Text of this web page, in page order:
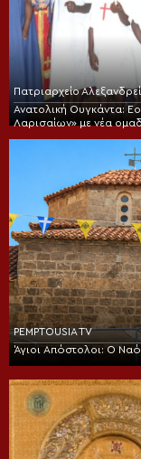
Πατριαρχείο
Ανατολική Ουγκάντα:
Λαρισαίων» με νέα
PEMPTOUSIA TV
Άγιοι Απόστολοι: Ο